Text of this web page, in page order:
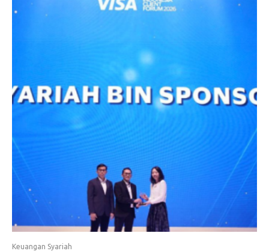
Keuangan Syariah